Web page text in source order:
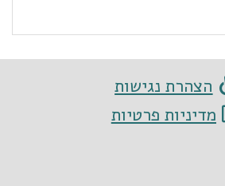
הצהרת נגישות
מדיניות פרטיות